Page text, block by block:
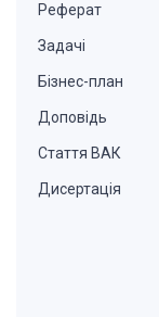
Реферат
Задачі
Бізнес-план
Доповідь
Стаття ВАК
Дисертація